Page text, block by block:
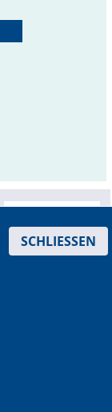
SCHLIESSEN